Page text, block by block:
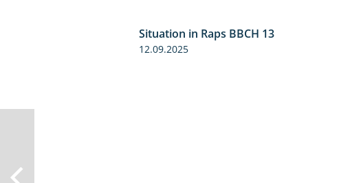
Situation in Raps BBCH 13
12.09.2025